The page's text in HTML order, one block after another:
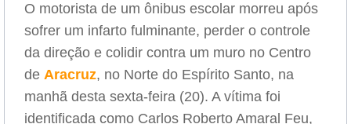
O motorista de um ônibus escolar morreu após
sofrer um infarto fulminante, perder o controle
da direção e colidir contra um muro no Centro
de Aracruz, no Norte do Espírito Santo, na
manhã desta sexta-feira (20). A vítima foi
identificada como Carlos Roberto Amaral Feu,